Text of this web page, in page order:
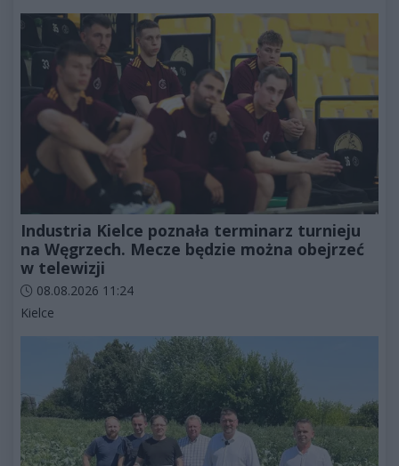
Industria Kielce poznała terminarz turnieju
na Węgrzech. Mecze będzie można obejrzeć
w telewizji
Data dodania artykułu:
08.08.2026 11:24
Kategorie artykułu:
Kielce